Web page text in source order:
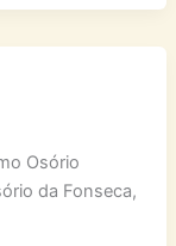
Osório
da Fonseca,